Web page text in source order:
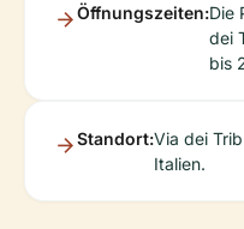
Öffnungszeiten:Die
dei
bis
Standort:Via dei
Italien.